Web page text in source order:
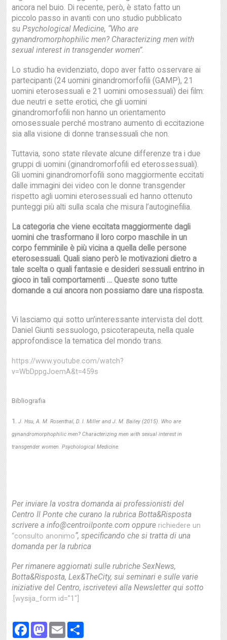
ancora nel buio. Di recente, però, è stato fatto un
piccolo passo in avanti con uno studio pubblicato
suPsychological Medicine, “Who are
gynandromorphophilic men? Characterizing men with
sexual interest in transgender women”.
Lo studio ha evidenziato, dopo aver fatto osservare ai
partecipanti (24 uomini ginandromorfofili (GAMP), 21
uomini eterosessuali e 21 uomini omosessuali) dei film:
due neutri e sette erotici, che gli uomini
ginandromorfofili non hanno un orientamento
omosessuale perché mostrano aumento di eccitazione
sia alla visione di donne transessuali che non.
Tuttavia, sono state rilevate alcune differenze tra i due
gruppi di uomini (ginandromorfofili ed eterossessuali).
Gli uomini ginandromorfofili sono maggiormente eccitati
dalle immagini dei video con le donne transgender
rispetto agli uomini eterosessuali ed hanno ottenuto
punteggi più alti sulla scala che misura l’autoginefilia.
La categoria che viene eccitata maggiormente dagli
uomini che trasformano il loro corpo maschile in un
corpo femminile è più vicina a quella delle persone
eterosessuali. Quali siano però le motivazioni dietro a
tale scelta o quali fantasie e desideri sessuali entrino in
gioco in tali comportamenti … Queste sono tutte
domande a cui ancora non possiamo dare una risposta.
Vi lasciamo qui sotto un’interessante intervista del dott.
Daniel Giunti sessuologo, psicoterapeuta, nella quale
approfondisce la tematica del mondo trans.
https://www.youtube.com/watch?
v=WbDppgJoemA&t=459s
Bibliografia
J. Hsu, A. M. Rosenthal, D. I. Miller and J. M. Bailey (2015). Who are
gynandromorphophilic men? Characterizing men with sexual interest in
transgender women. Psychological Medicine.
Per inviare la vostra domanda ai professionisti del
Centro Il Ponte che curano la rubrica Botta&Risposta
scrivere a info@centroilponte.com oppure richiedere un
“consulto anonimo“, specificando che si tratta di una
domanda per la rubrica
Per rimanere aggiornati sulle rubriche SexNews,
Botta&Risposta, Lex&TheCity, sui seminari e sulle varie
iniziative del Centro, iscrivetevi alla Newsletter qui sotto
.[wysija_form id=”1″]
Facebook
Mastodon
Email